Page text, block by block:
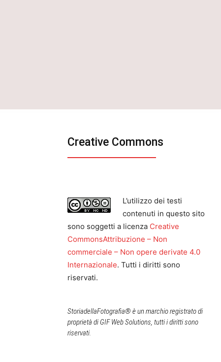
Creative Commons
L’utilizzo dei testi
contenuti in questo sito
sono soggetti a licenza Creative
CommonsAttribuzione – Non
commerciale – Non opere derivate 4.0
Internazionale. Tutti i diritti sono
riservati.
StoriadellaFotografia® è un marchio registrato di
proprietà di GIF Web Solutions, tutti i diritti sono
riservati.